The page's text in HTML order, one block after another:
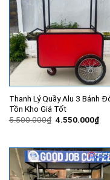
Thanh Lý Quầy Alu 3 Bánh
Tồn Kho Giá Tốt
5.500.000₫ Giá
4.550.000₫Giá
hiện